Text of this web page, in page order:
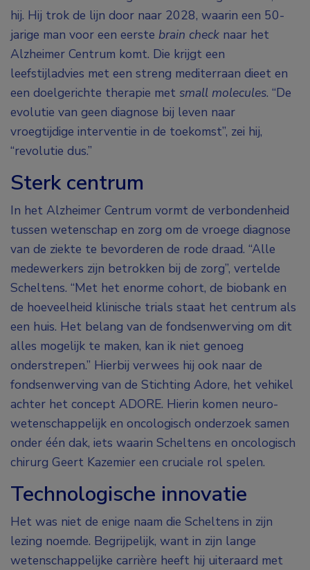
hij. Hij trok de lijn door naar 2028, waarin een 50-
jarige man voor een eerste brain check naar het
Alzheimer Centrum komt. Die krijgt een
leefstijladvies met een streng mediterraan dieet en
een doelgerichte therapie met small molecules. “De
evolutie van geen diagnose bij leven naar
vroegtijdige interventie in de toekomst”, zei hij,
“revolutie dus.”
Sterk centrum
In het Alzheimer Centrum vormt de verbondenheid
tussen wetenschap en zorg om de vroege diagnose
van de ziekte te bevorderen de rode draad. “Alle
medewerkers zijn betrokken bij de zorg”, vertelde
Scheltens. “Met het enorme cohort, de biobank en
de hoeveelheid klinische trials staat het centrum als
een huis. Het belang van de fondsenwerving om dit
alles mogelijk te maken, kan ik niet genoeg
onderstrepen.” Hierbij verwees hij ook naar de
fondsenwerving van de Stichting Adore, het vehikel
achter het concept ADORE. Hierin komen neuro-
wetenschappelijk en oncologisch onderzoek samen
onder één dak, iets waarin Scheltens en oncologisch
chirurg Geert Kazemier een cruciale rol spelen.
Technologische innovatie
Het was niet de enige naam die Scheltens in zijn
lezing noemde. Begrijpelijk, want in zijn lange
wetenschappelijke carrière heeft hij uiteraard met